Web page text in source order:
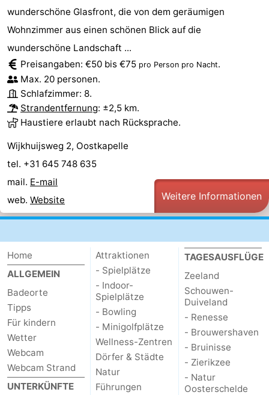
wunderschöne Glasfront, die von dem geräumigen
Wohnzimmer aus einen schönen Blick auf die
wunderschöne Landschaft ...
Preisangaben: €50 bis €75 pro Person pro Nacht.
Max. 20 personen.
Schlafzimmer: 8.
Strandentfernung: ±2,5 km.
Haustiere erlaubt nach Rücksprache.
Wijkhuijsweg 2, Oostkapelle
tel. +31 645 748 635
mail. E-mail
web. Website Weitere Informationen
Home
ALLGEMEIN
Badeorte
Tipps
Für kindern
Wetter
Webcam
Webcam Strand
UNTERKÜNFTE
Attraktionen
- Spielplätze
- Indoor-
Spielplätze
- Bowling
- Minigolfplätze
Wellness-Zentren
Dörfer & Städte
Natur
Führungen
TAGESAUSFLÜGE
Zeeland
Schouwen-
Duiveland
- Renesse
- Brouwershaven
- Bruinisse
- Zierikzee
- Natur
Oosterschelde